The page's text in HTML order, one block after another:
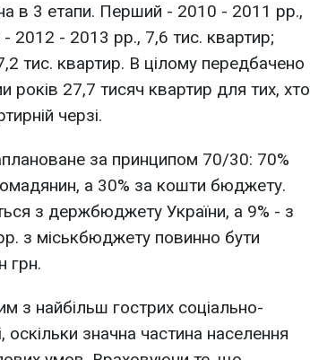
в 3 етапи. Перший - 2010 - 2011 рр.,
2012 - 2013 рр., 7,6 тис. квартир;
тис. квартир. В цілому передбачено
років 27,7 тисяч квартир для тих, хто
черзі.
за принципом 70/30: 70%
а 30% за кошти бюджету.
з держбюджету України, а 9% - з
з міськбюджету повинно бути
грн.
з найбільш гострих соціально-
оскільки значна частина населення